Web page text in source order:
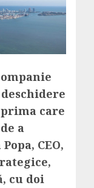
care
a
CEO,
cu doi